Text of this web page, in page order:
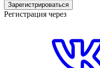
Зарегистрироваться
Регистрация через